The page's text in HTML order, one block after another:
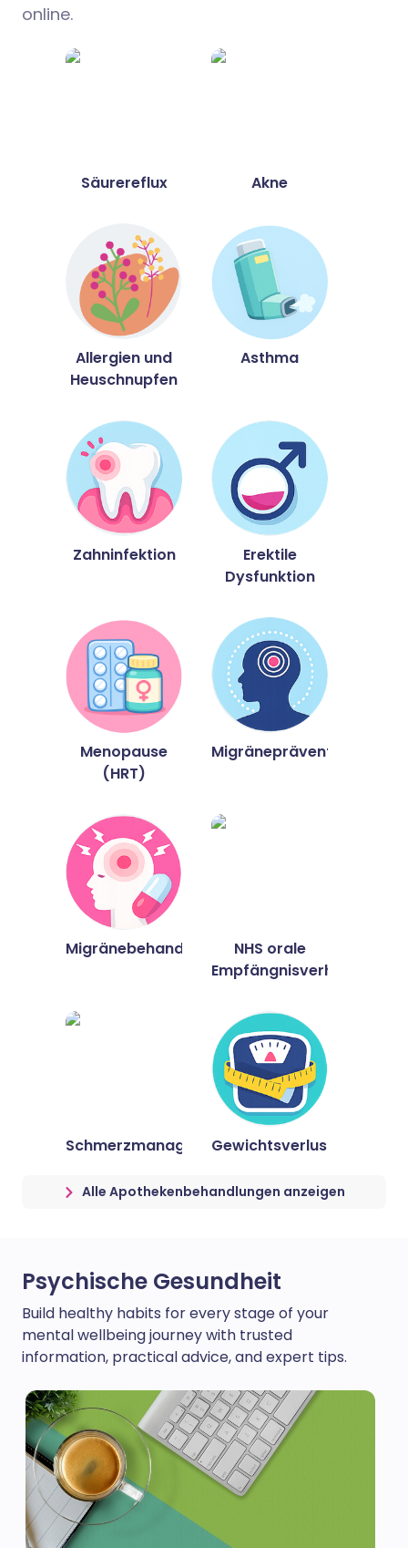
online.
Säurereflux Akne
Allergien und
Heuschnupfen
Asthma
Zahninfektion
Erektile
Dysfunktion
Menopause
(HRT)
Migräneprävention
Migränebehandlung
NHS orale
Empfängnisverhütung
SchmerzmanagementGewichtsverlust
Alle Apothekenbehandlungen anzeigen
Psychische Gesundheit
Build healthy habits for every stage of your
mental wellbeing journey with trusted
information, practical advice, and expert tips.